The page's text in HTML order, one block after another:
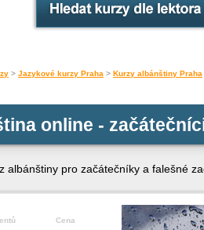
> Jazykové kurzy Praha > Kurzy albánštiny Praha
online -
albánštiny pro začátečníky a falešné
Cena